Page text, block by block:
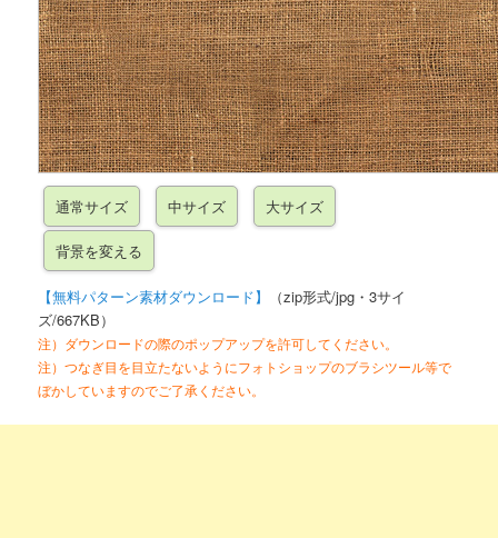
【無料パターン素材ダウンロード】
（zip形式/jpg・3サイ
ズ/667KB）
注）ダウンロードの際のポップアップを許可してください。
注）つなぎ目を目立たないようにフォトショップのブラシツール等で
ぼかしていますのでご了承ください。